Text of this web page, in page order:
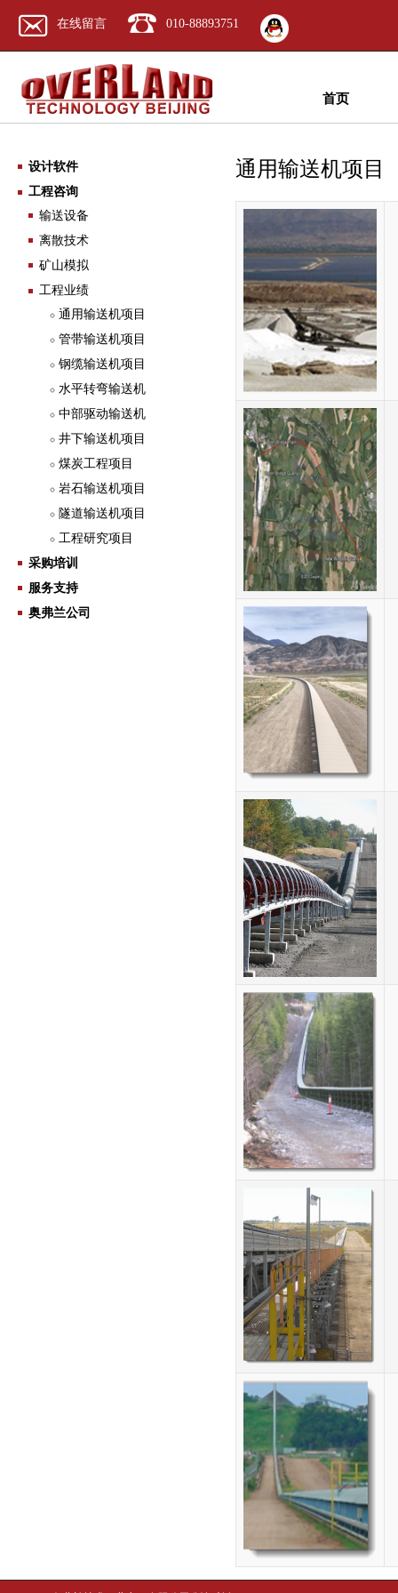
在线留言 010-88893751
首页
设计软件
工程咨询
输送设备
离散技术
矿山模拟
工程业绩
通用输送机项目
管带输送机项目
钢缆输送机项目
水平转弯输送机
中部驱动输送机
井下输送机项目
煤炭工程项目
岩石输送机项目
隧道输送机项目
工程研究项目
采购培训
服务支持
奥弗兰公司
通用输送机项目